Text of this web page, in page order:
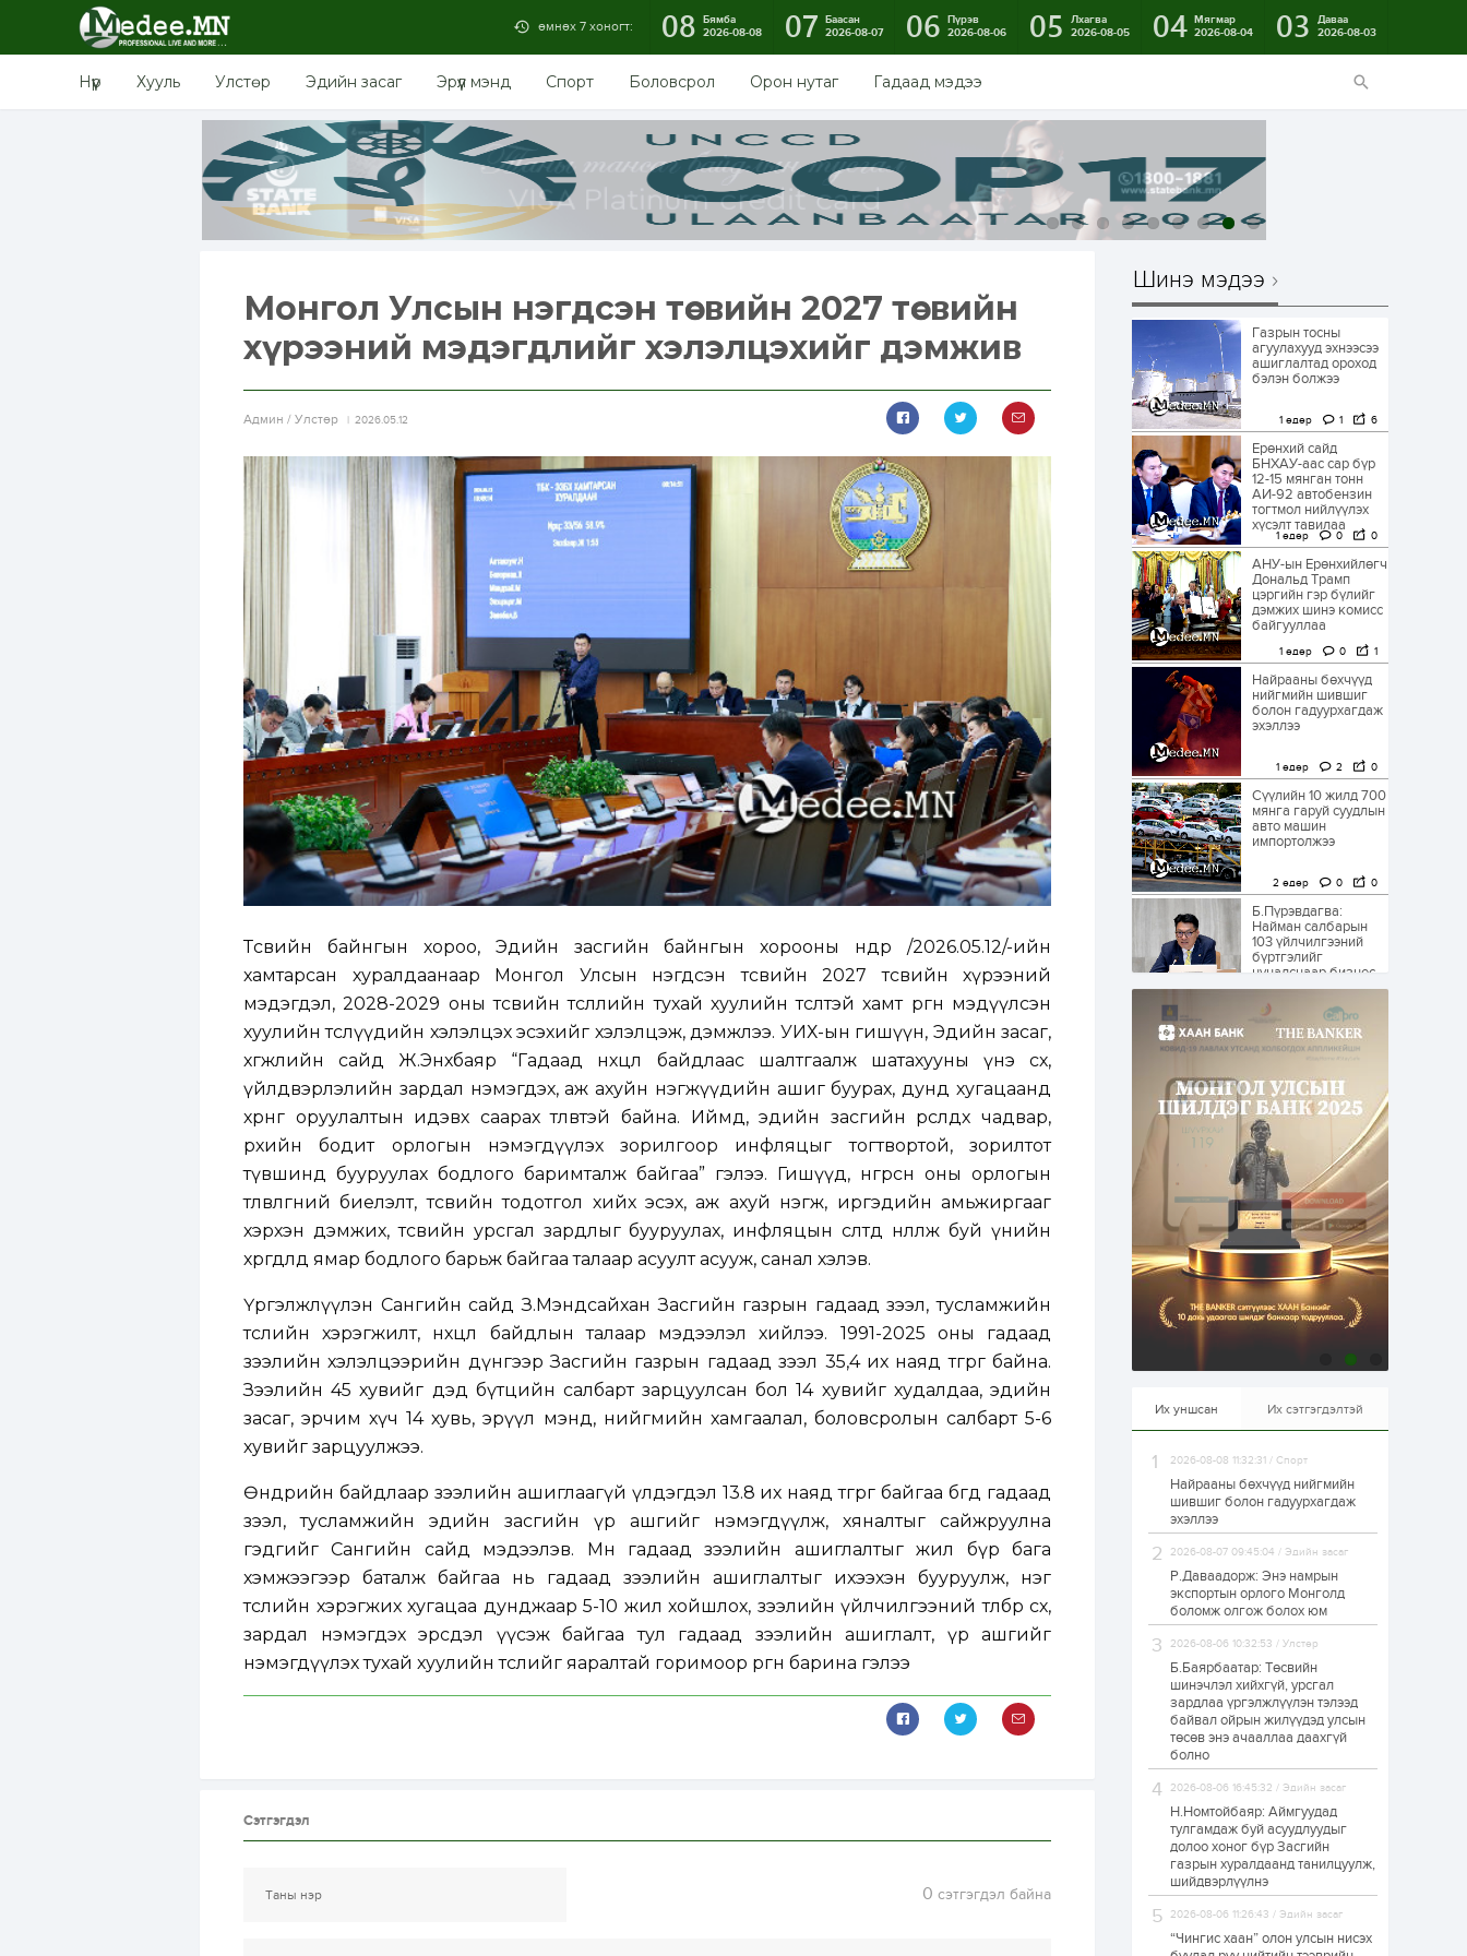
өмнөх 7 хоногт: 08 Бямба
2026-08-08
07 Баасан
2026-08-07
06 Пүрэв
2026-08-06
05
Лхагва
2026-08-05
04 Мягмар
2026-08-04
03
Даваа
2026-08-03
Нүүр Хууль Улстөр Эдийн засаг Эрүүл мэнд Спорт Боловсрол Орон нутаг Гадаад мэдээ
Монгол Улсын нэгдсэн төсвийн 2027 төсвийн
хүрээний мэдэгдлийг хэлэлцэхийг дэмжив
Aдмин / Улстөр 2026.05.12
Төсвийн байнгын хороо, Эдийн засгийн байнгын хорооны өнөөдөр /2026.05.12/-ийн
хамтарсан хуралдаанаар Монгол Улсын нэгдсэн төсвийн 2027 төсвийн хүрээний
мэдэгдэл, 2028-2029 оны төсвийн төсөөллийн тухай хуулийн төсөлтэй хамт өргөн мэдүүлсэн
хуулийн төслүүдийн хэлэлцэх эсэхийг хэлэлцэж, дэмжлээ. УИХ-ын гишүүн, Эдийн засаг,
хөгжлийн сайд Ж.Энхбаяр “Гадаад нөхцөл байдлаас шалтгаалж шатахууны үнэ өсөх,
үйлдвэрлэлийн зардал нэмэгдэх, аж ахуйн нэгжүүдийн ашиг буурах, дунд хугацаанд
хөрөнгө оруулалтын идэвх саарах төлөвтэй байна. Иймд, эдийн засгийн өрсөлдөх чадвар,
өрхийн бодит орлогын нэмэгдүүлэх зорилгоор инфляцыг тогтвортой, зорилтот
түвшинд бууруулах бодлого баримталж байгаа” гэлээ. Гишүүд, өнгөрсөн оны орлогын
төлөвлөгөөний биелэлт, төсвийн тодотгол хийх эсэх, аж ахуй нэгж, иргэдийн амьжиргааг
хэрхэн дэмжих, төсвийн урсгал зардлыг бууруулах, инфляцын өсөлтөд нөлөөлж буй үнийн
хөөрөгдөлд ямар бодлого барьж байгаа талаар асуулт асууж, санал хэлэв.
Үргэлжлүүлэн Сангийн сайд З.Мэндсайхан Засгийн газрын гадаад зээл, тусламжийн
төслийн хэрэгжилт, нөхцөл байдлын талаар мэдээлэл хийлээ. 1991-2025 оны гадаад
зээлийн хэлэлцээрийн дүнгээр Засгийн газрын гадаад зээл 35,4 их наяд төгрөг байна.
Зээлийн 45 хувийг дэд бүтцийн салбарт зарцуулсан бол 14 хувийг худалдаа, эдийн
засаг, эрчим хүч 14 хувь, эрүүл мэнд, нийгмийн хамгаалал, боловсролын салбарт 5-6
хувийг зарцуулжээ.
Өнөөдрийн байдлаар зээлийн ашиглаагүй үлдэгдэл 13.8 их наяд төгрөг байгаа бөгөөд гадаад
зээл, тусламжийн эдийн засгийн үр ашгийг нэмэгдүүлж, хяналтыг сайжруулна
гэдгийг Сангийн сайд мэдээлэв. Мөн гадаад зээлийн ашиглалтыг жил бүр бага
хэмжээгээр баталж байгаа нь гадаад зээлийн ашиглалтыг ихээхэн бууруулж, нэг
төслийн хэрэгжих хугацаа дунджаар 5-10 жил хойшлох, зээлийн үйлчилгээний төлбөр өсөх,
зардал нэмэгдэх эрсдэл үүсэж байгаа тул гадаад зээлийн ашиглалт, үр ашгийг
нэмэгдүүлэх тухай хуулийн төслийг яаралтай горимоор өргөн барина гэлээ
Сэтгэгдэл
0 сэтгэгдэл байна
Шинэ мэдээ
Газрын тосны
агуулахууд эхнээсээ
ашиглалтад ороход
бэлэн болжээ
1 өдөр 1 6
Ерөнхий сайд
БНХАУ-аас сар бүр
12-15 мянган тонн
АИ-92 автобензин
тогтмол нийлүүлэх
хүсэлт тавилаа
1 өдөр 0 0
АНУ-ын Ерөнхийлөгч
Дональд Трамп
цэргийн гэр бүлийг
дэмжих шинэ комисс
байгууллаа
1 өдөр 0 1
Найрааны бөхчүүд
нийгмийн шившиг
болон гадуурхагдаж
эхэллээ
1 өдөр 2 0
Сүүлийн 10 жилд 700
мянга гаруй суудлын
авто машин
импортолжээ
2 өдөр 0 0
Б.Пүрэвдагва:
Найман салбарын
103 үйлчилгээний
бүртгэлийг
цуцалснаар бизнес
эрхлэхэд таатай...
Долдугаар сард
709.503 зөрчил
бүртгэгджээ
2 өдөр 0 0
Цалинтай ээжийн 50
мянган төгрөгийн
тэтгэмжийг 500
мянгад хүргэх
өргөдөлд санал авч
эхэлжээ
2 өдөр 2 0
Б.Түмэн-Өлзий: Олон
улсад хуримтлуулсан
мэдлэг, туршлагаа эх
орныхоо хөгжилд
зориулна
Алтны үнэ дөрвөн
өсөж байна
2 өдөр
Худалдагч
Н.Амарзаяа:
хуудастай өрийн
дэвтэр долоо хоногт
2 өдөр 0
Б.Хулан дэлхийн
аварга боллоо
2 өдөр
Р.Даваадорж: Энэ
намрын экспортын
боломж олгож болох
юм
2 өдөр 0
Автомашины улсын
дугаар сондгой
тоогоор төгссөн бол
өнөөдөр шатахуун
авна
Их уншсан Их сэтгэгдэлтэй
2026-08-08 11:32:31 / Спорт
Найрааны бөхчүүд нийгмийн
шившиг болон гадуурхагдаж
эхэллээ
2026-08-07 09:45:04 / Эдийн засаг
Р.Даваадорж: Энэ намрын
экспортын орлого Монголд
боломж олгож болох юм
2026-08-06 10:32:53 / Улстөр
Б.Баярбаатар: Төсвийн
шинэчлэл хийхгүй, урсгал
зардлаа үргэлжлүүлэн тэлээд
байвал ойрын жилүүдэд улсын
төсөв энэ ачааллаа даахгүй
болно
2026-08-06 16:45:32 / Эдийн засаг
Н.Номтойбаяр: Аймгуудад
тулгамдаж буй асуудлуудыг
долоо хоног бүр Засгийн
газрын хуралдаанд танилцуулж,
шийдвэрлүүлнэ
2026-08-06 11:26:43 / Эдийн засаг
“Чингис хаан” олон улсын нисэх